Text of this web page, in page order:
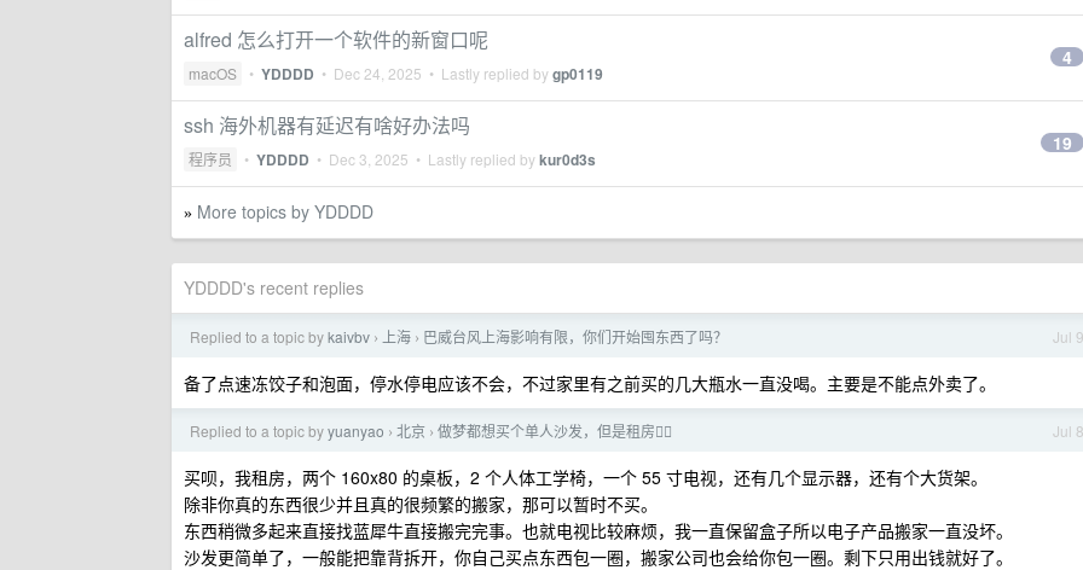
alfred 怎么打开一个软件的新窗口呢
macOS • YDDDD • Dec 24, 2025 • Lastly replied bygp0119
4
ssh 海外机器有延迟有啥好办法吗
程序员 • YDDDD • Dec 3, 2025 • Lastly replied bykur0d3s
19
» More topics by YDDDD
YDDDD's recent replies
Jul 9
Replied to a topic bykaivbv › 上海 › 巴威台风上海影响有限，你们开始囤东西了吗？
备了点速冻饺子和泡面，停水停电应该不会，不过家里有之前买的几大瓶水一直没喝。主要是不能点外卖了。
Jul 8
Replied to a topic byyuanyao › 北京 › 做梦都想买个单人沙发，但是租房😮‍💨
买呗，我租房，两个 160x80 的桌板，2 个人体工学椅，一个 55 寸电视，还有几个显示器，还有个大货架。
除非你真的东西很少并且真的很频繁的搬家，那可以暂时不买。
东西稍微多起来直接找蓝犀牛直接搬完完事。也就电视比较麻烦，我一直保留盒子所以电子产品搬家一直没坏。
沙发更简单了，一般能把靠背拆开，你自己买点东西包一圈，搬家公司也会给你包一圈。剩下只用出钱就好了。